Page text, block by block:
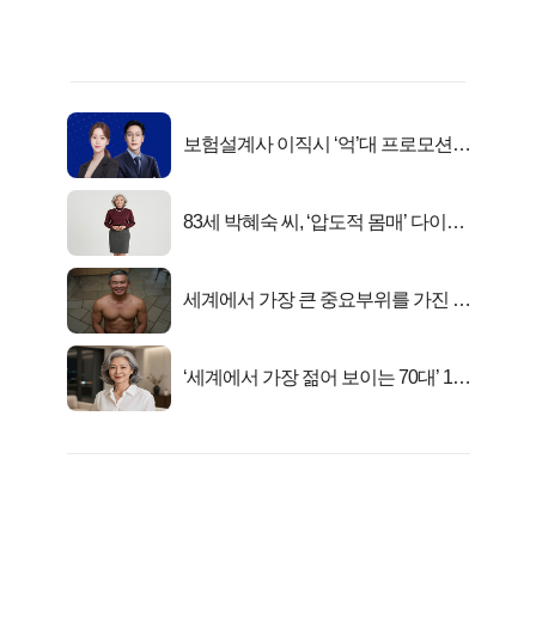
보험설계사 이직시 ‘억’대 프로모션!
83세 박혜숙 씨, ‘압도적 몸매’ 다이어
세계에서 가장 큰 중요부위를 가진 남
‘세계에서 가장 젊어 보이는 70대’ 1위